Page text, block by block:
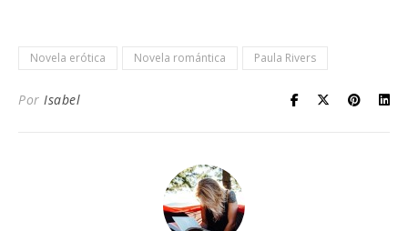
Novela erótica Novela romántica Paula Rivers
Por Isabel